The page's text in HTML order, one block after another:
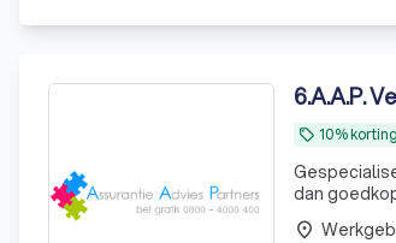
6.A.A.P.
local_offer 10%
dan goedkoper dan
Laagste
place